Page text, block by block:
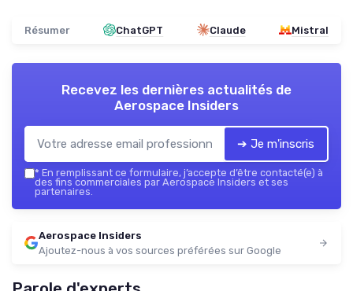
Résumer ChatGPT Claude Mistral
Recevez les dernières actualités de
Aerospace Insiders
➔ Je m'inscris
* En remplissant ce formulaire, j’accepte d’être contacté(e) à
des fins commerciales par Aerospace Insiders et ses
partenaires.
Aerospace Insiders
Ajoutez-nous à vos sources préférées sur Google